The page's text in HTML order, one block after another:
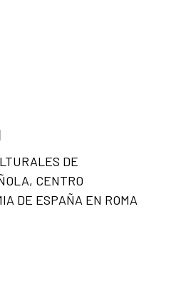
DE
CENTRO
DE ESPAÑA EN ROMA